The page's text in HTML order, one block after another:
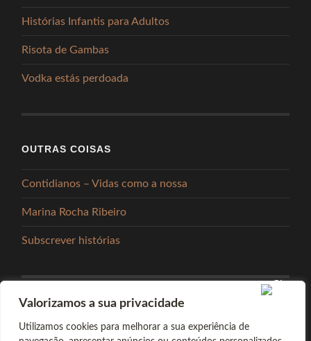
Valorizamos a sua privacidade
Utilizamos cookies para melhorar a sua experiência de
Histórias Infantis para Adultos
Risota de Gambas
Vodka estás perdoada
OUTRAS COISAS
Contidianos – Vidas como a nossa
Marina Rocha Ribeiro
Subscrever histórias